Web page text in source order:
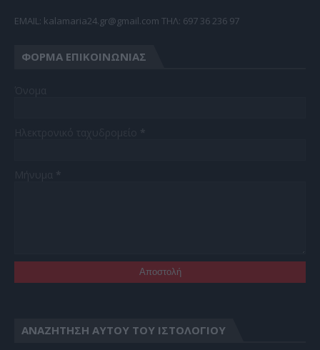
EMAIL: kalamaria24.gr@gmail.com TΗΛ: 697 36 236 97
ΦΌΡΜΑ ΕΠΙΚΟΙΝΩΝΊΑΣ
ΑΝΑΖΉΤΗΣΗ ΑΥΤΟΎ ΤΟΥ ΙΣΤΟΛΟΓΊΟΥ